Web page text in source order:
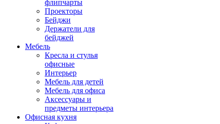
флипчарты
Проекторы
Бейджи
Держатели для
бейджей
Мебель
Кресла и стулья
офисные
Интерьер
Мебель для детей
Мебель для офиса
Аксессуары и
предметы интерьера
Офисная кухня